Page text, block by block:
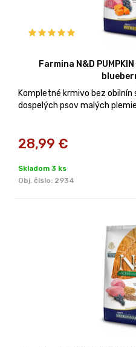
Farmina N&D
Kompletné krmivo bez obilnín
dospelých psov malých
28,99 €
Skladom 3 ks
Obj. čislo: 2934